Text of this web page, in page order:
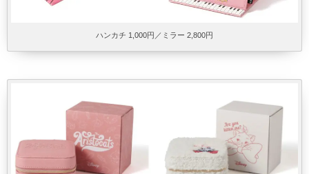
ハンカチ 1,000円／ミラー 2,800円